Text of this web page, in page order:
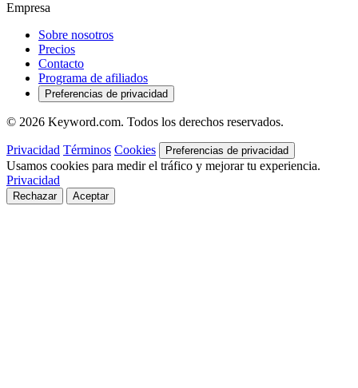
Empresa
Sobre nosotros
Precios
Contacto
Programa de afiliados
Preferencias de privacidad
© 2026 Keyword.com. Todos los derechos reservados.
Privacidad Términos Cookies Preferencias de privacidad
Usamos cookies para medir el tráfico y mejorar tu experiencia.
Privacidad
Rechazar Aceptar